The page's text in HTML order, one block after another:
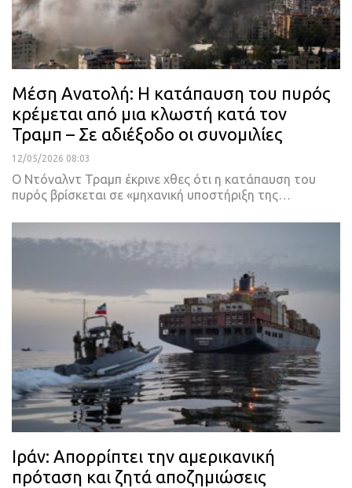
Μέση Ανατολή: Η κατάπαυση του πυρός
κρέμεται από μια κλωστή κατά τον
Τραμπ – Σε αδιέξοδο οι συνομιλίες
12/05/2026 08:03
Ο Ντόναλντ Τραμπ έκρινε χθες ότι η κατάπαυση του
πυρός βρίσκεται σε «μηχανική υποστήριξη της…
Ιράν: Aπορρίπτει την αμερικανική
πρόταση και ζητά αποζημιώσεις